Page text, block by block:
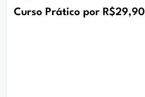
Curso Prático por R$29,90